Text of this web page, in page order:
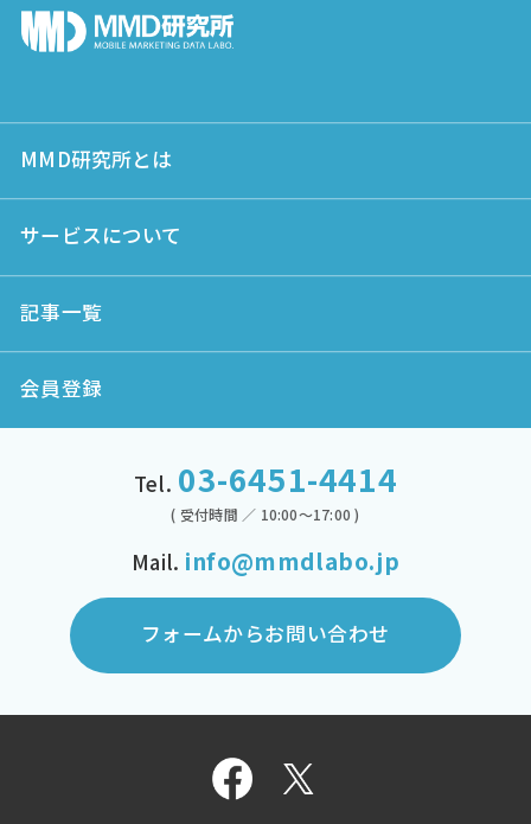
MMD研究所とは
サービスについて
記事一覧
会員登録
Tel. 03-6451-4414
( 受付時間 ／ 10:00～17:00 )
Mail. info@mmdlabo.jp
フォームからお問い合わせ